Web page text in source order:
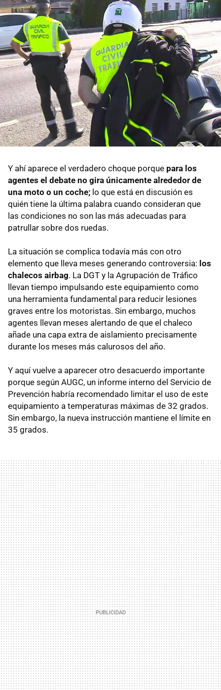
Y ahí aparece el verdadero choque porque para los
agentes el debate no gira únicamente alrededor de
una moto o un coche; lo que está en discusión es
quién tiene la última palabra cuando consideran que
las condiciones no son las más adecuadas para
patrullar sobre dos ruedas.
La situación se complica todavía más con otro
elemento que lleva meses generando controversia: los
chalecos airbag. La DGT y la Agrupación de Tráfico
llevan tiempo impulsando este equipamiento como
una herramienta fundamental para reducir lesiones
graves entre los motoristas. Sin embargo, muchos
agentes llevan meses alertando de que el chaleco
añade una capa extra de aislamiento precisamente
durante los meses más calurosos del año.
Y aquí vuelve a aparecer otro desacuerdo importante
porque según AUGC, un informe interno del Servicio de
Prevención habría recomendado limitar el uso de este
equipamiento a temperaturas máximas de 32 grados.
Sin embargo, la nueva instrucción mantiene el límite en
35 grados.